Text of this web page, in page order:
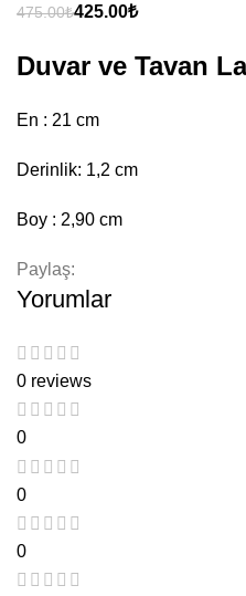
₺ ₺
Duvar ve Tavan
En : 21 cm
Derinlik: 1,2 cm
Boy : 2,90 cm
Paylaş:
Yorumlar
0 reviews
0
0
0